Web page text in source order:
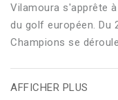
Vilamoura s'apprête
du golf européen. Du
Champions se
AFFICHER PLUS